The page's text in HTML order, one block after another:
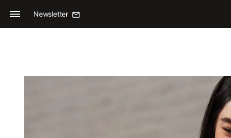
Newsletter